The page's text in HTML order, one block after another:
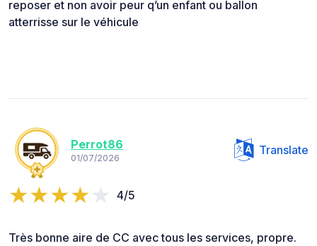
reposer et non avoir peur q’un enfant ou ballon
atterrisse sur le véhicule
Perrot86
01/07/2026
Translate
4/5
Très bonne aire de CC avec tous les services, propre.